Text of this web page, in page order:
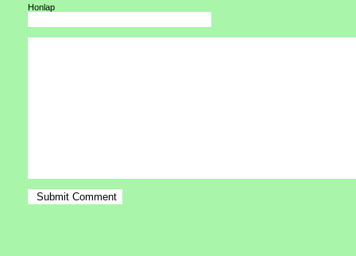
Honlap